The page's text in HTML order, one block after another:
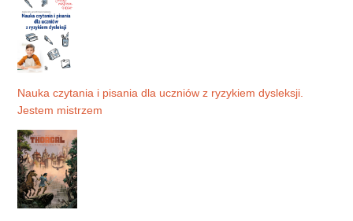
Nauka czytania i pisania dla uczniów z ryzykiem dysleksji.
Jestem mistrzem